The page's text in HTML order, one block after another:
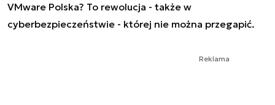
VMware Polska? To rewolucja - także w
cyberbezpieczeństwie - której nie można przegapić.
Reklama